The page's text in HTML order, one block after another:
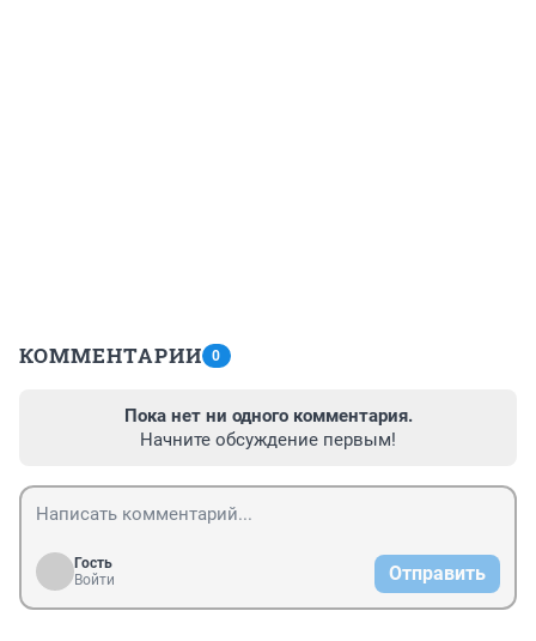
КОММЕНТАРИИ 0
Пока нет ни одного комментария.
Начните обсуждение первым!
Гость
Войти
Отправить